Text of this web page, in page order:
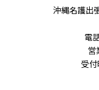
沖縄名護出
電
営
受